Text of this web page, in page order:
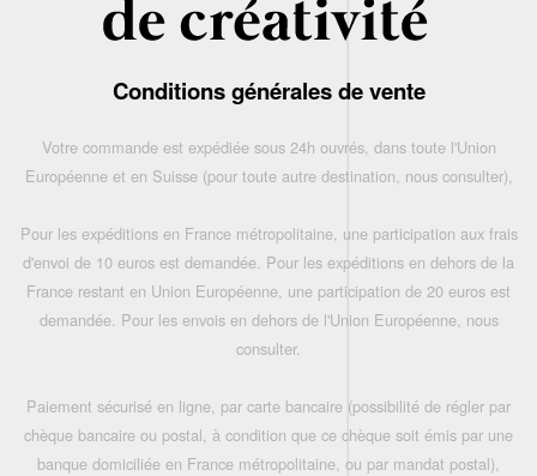
Conditions générales de vente
Votre commande est expédiée sous 24h ouvrés, dans toute l'Union
Européenne et en Suisse (pour toute autre destination, nous consulter),
Pour les expéditions en France métropolitaine, une participation aux frais
d'envoi de 10 euros est demandée. Pour les expéditions en dehors de la
France restant en Union Européenne, une participation de 20 euros est
demandée. Pour les envois en dehors de l'Union Européenne, nous
consulter.
Paiement sécurisé en ligne, par carte bancaire (possibilité de régler par
chèque bancaire ou postal, à condition que ce chèque soit émis par une
banque domiciliée en France métropolitaine, ou par mandat postal),